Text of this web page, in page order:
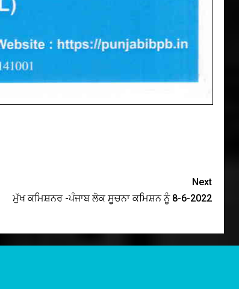
Next
ਮੁੱਖ ਕਮਿਸ਼ਨਰ -ਪੰਜਾਬ ਲੋਕ ਸੂਚਨਾ ਕਮਿਸ਼ਨ ਨੂੰ 8-6-2022